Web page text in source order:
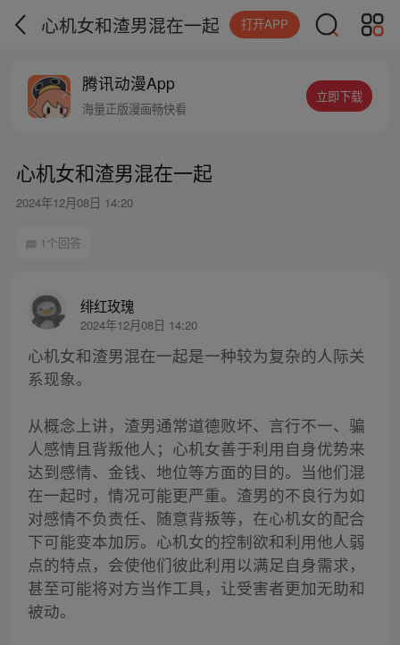
心机女和渣男混在一起 打开APP
腾讯动漫App
海量正版漫画畅快看
立即下载
心机女和渣男混在一起
2024年12月08日 14:20
1个回答
绯红玫瑰
2024年12月08日 14:20
心机女和渣男混在一起是一种较为复杂的人际关
系现象。
从概念上讲，渣男通常道德败坏、言行不一、骗
人感情且背叛他人；心机女善于利用自身优势来
达到感情、金钱、地位等方面的目的。当他们混
在一起时，情况可能更严重。渣男的不良行为如
对感情不负责任、随意背叛等，在心机女的配合
下可能变本加厉。心机女的控制欲和利用他人弱
点的特点，会使他们彼此利用以满足自身需求，
甚至可能将对方当作工具，让受害者更加无助和
被动。